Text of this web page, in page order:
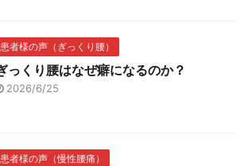
患者様の声（ぎっくり腰）
っくり腰はなぜ癖になるのか？
2026/6/25
患者様の声（慢性腰痛）